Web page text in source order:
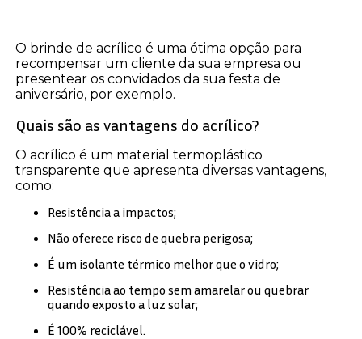
O brinde de acrílico é uma ótima opção para
recompensar um cliente da sua empresa ou
presentear os convidados da sua festa de
aniversário, por exemplo.
Quais são as vantagens do acrílico?
O acrílico é um material termoplástico
transparente que apresenta diversas vantagens,
como:
Resistência a impactos;
Não oferece risco de quebra perigosa;
É um isolante térmico melhor que o vidro;
Resistência ao tempo sem amarelar ou quebrar
quando exposto a luz solar;
É 100% reciclável.